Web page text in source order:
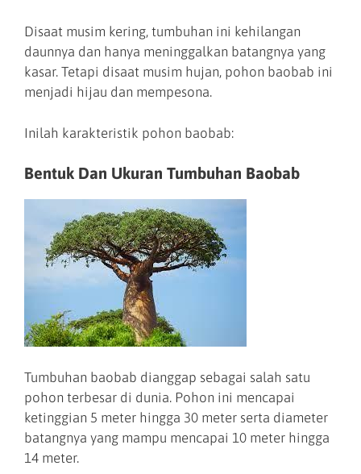
Disaat musim kering, tumbuhan ini kehilangan
daunnya dan hanya meninggalkan batangnya yang
kasar. Tetapi disaat musim hujan, pohon baobab ini
menjadi hijau dan mempesona.
Inilah karakteristik pohon baobab:
Bentuk Dan Ukuran Tumbuhan Baobab
Tumbuhan baobab dianggap sebagai salah satu
pohon terbesar di dunia. Pohon ini mencapai
ketinggian 5 meter hingga 30 meter serta diameter
batangnya yang mampu mencapai 10 meter hingga
14 meter.